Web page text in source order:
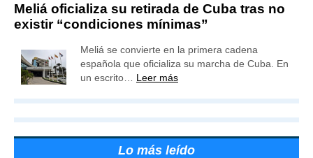
Meliá oficializa su retirada de Cuba tras no
existir “condiciones mínimas”
Meliá se convierte en la primera cadena
española que oficializa su marcha de Cuba. En
un escrito… Leer más
Lo más leído